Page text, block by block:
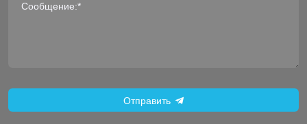
Сообщение:*
Отправить